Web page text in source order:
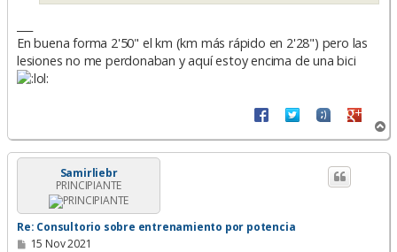
En buena forma 2'50" el km (km más rápido en 2'28") pero las
lesiones no me perdonaban y aquí estoy encima de una bici
r
r
Samirliebr
PRINCIPIANTE
Re: Consultorio sobre entrenamiento por potencia
M15 Nov 2021